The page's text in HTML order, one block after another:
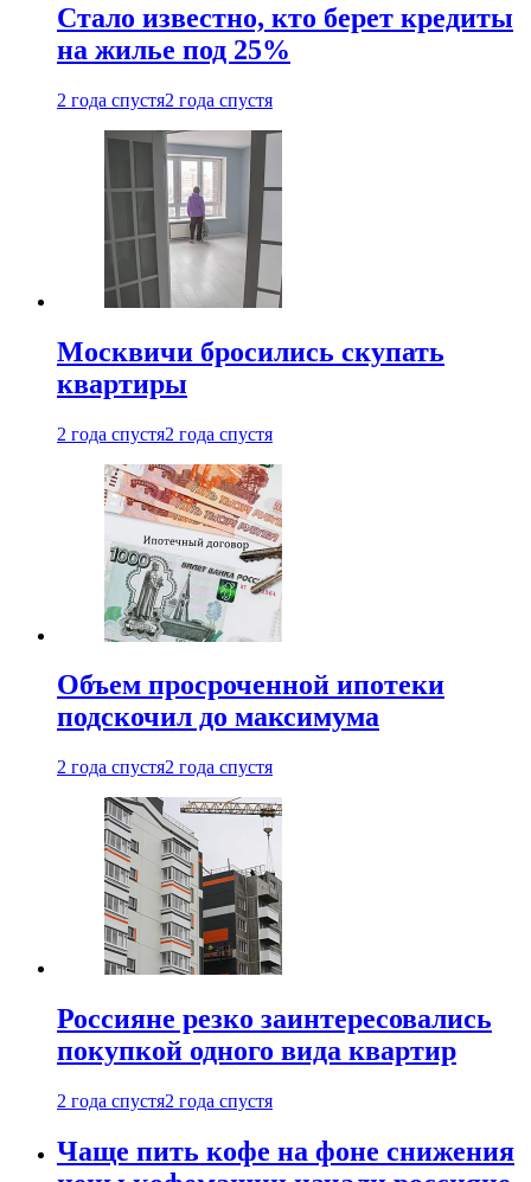
Стало известно, кто берет кредиты
на жилье под 25%
2 года спустя2 года спустя
Москвичи бросились скупать
квартиры
2 года спустя2 года спустя
Объем просроченной ипотеки
подскочил до максимума
2 года спустя2 года спустя
Россияне резко заинтересовались
покупкой одного вида квартир
2 года спустя2 года спустя
Чаще пить кофе на фоне снижения